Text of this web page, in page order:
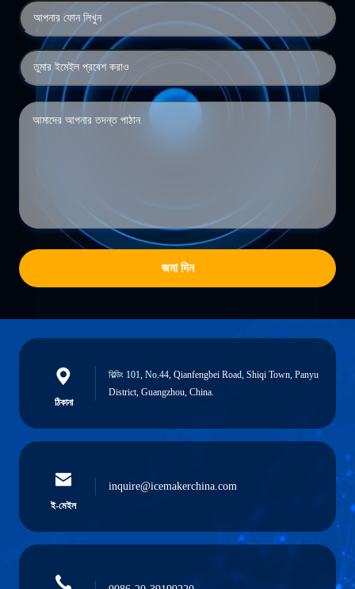
জমা দিন
ঠিকানা
বিল্ডিং 101, No.44, Qianfengbei Road, Shiqi Town, Panyu
District, Guangzhou, China.
ই-মেইল
inquire@icemakerchina.com